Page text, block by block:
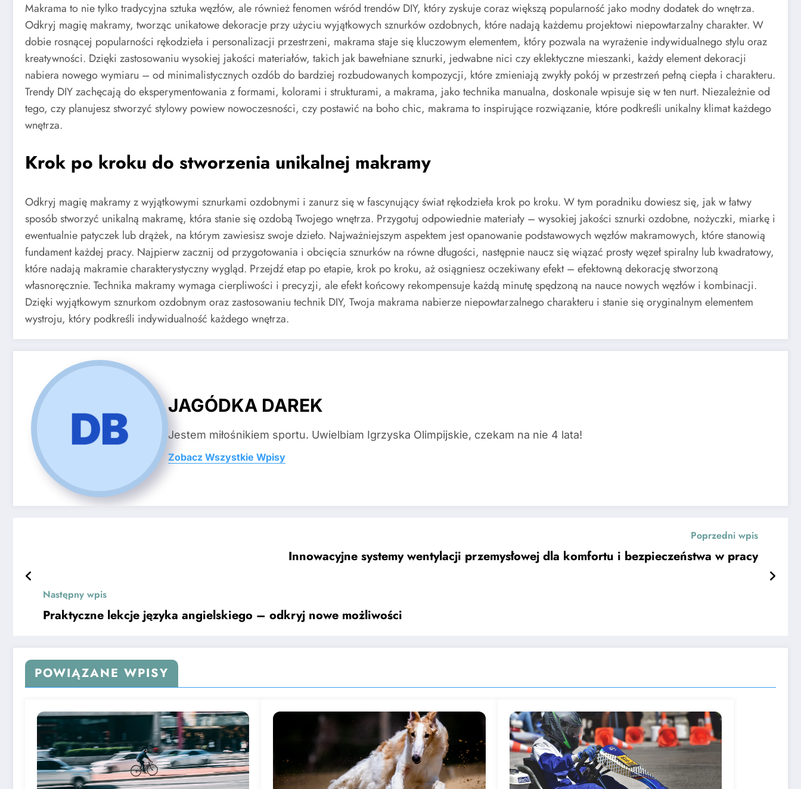
Makrama to nie tylko tradycyjna sztuka węzłów, ale również fenomen wśród trendów DIY, który zyskuje coraz większą popularność jako modny dodatek do wnętrza.
Odkryj magię makramy, tworząc unikatowe dekoracje przy użyciu wyjątkowych sznurków ozdobnych, które nadają każdemu projektowi niepowtarzalny charakter. W
dobie rosnącej popularności rękodzieła i personalizacji przestrzeni, makrama staje się kluczowym elementem, który pozwala na wyrażenie indywidualnego stylu oraz
kreatywności. Dzięki zastosowaniu wysokiej jakości materiałów, takich jak bawełniane sznurki, jedwabne nici czy eklektyczne mieszanki, każdy element dekoracji
nabiera nowego wymiaru – od minimalistycznych ozdób do bardziej rozbudowanych kompozycji, które zmieniają zwykły pokój w przestrzeń pełną ciepła i charakteru.
Trendy DIY zachęcają do eksperymentowania z formami, kolorami i strukturami, a makrama, jako technika manualna, doskonale wpisuje się w ten nurt. Niezależnie od
tego, czy planujesz stworzyć stylowy powiew nowoczesności, czy postawić na boho chic, makrama to inspirujące rozwiązanie, które podkreśli unikalny klimat każdego
wnętrza.
Krok po kroku do stworzenia unikalnej makramy
Odkryj magię makramy z wyjątkowymi sznurkami ozdobnymi i zanurz się w fascynujący świat rękodzieła krok po kroku. W tym poradniku dowiesz się, jak w łatwy
sposób stworzyć unikalną makramę, która stanie się ozdobą Twojego wnętrza. Przygotuj odpowiednie materiały – wysokiej jakości sznurki ozdobne, nożyczki, miarkę i
ewentualnie patyczek lub drążek, na którym zawiesisz swoje dzieło. Najważniejszym aspektem jest opanowanie podstawowych węzłów makramowych, które stanowią
fundament każdej pracy. Najpierw zacznij od przygotowania i obcięcia sznurków na równe długości, następnie naucz się wiązać prosty węzeł spiralny lub kwadratowy,
które nadają makramie charakterystyczny wygląd. Przejdź etap po etapie, krok po kroku, aż osiągniesz oczekiwany efekt – efektowną dekorację stworzoną
własnoręcznie. Technika makramy wymaga cierpliwości i precyzji, ale efekt końcowy rekompensuje każdą minutę spędzoną na nauce nowych węzłów i kombinacji.
Dzięki wyjątkowym sznurkom ozdobnym oraz zastosowaniu technik DIY, Twoja makrama nabierze niepowtarzalnego charakteru i stanie się oryginalnym elementem
wystroju, który podkreśli indywidualność każdego wnętrza.
JAGÓDKA DAREK
Jestem miłośnikiem sportu. Uwielbiam Igrzyska Olimpijskie, czekam na nie 4 lata!
Zobacz Wszystkie Wpisy
Poprzedni wpis
Innowacyjne systemy wentylacji przemysłowej dla komfortu i bezpieczeństwa w pracy
Następny wpis
Praktyczne lekcje języka angielskiego – odkryj nowe możliwości
POWIĄZANE WPISY